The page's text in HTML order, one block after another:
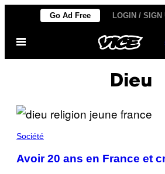
content
Go Ad Free LOGIN / SIGN
Open
Dieu
Société
Avoir 20 ans en France et